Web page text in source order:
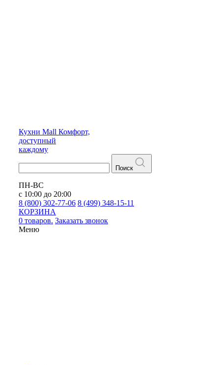
Кухни Mall Комфорт,
доступный
каждому
Поиск
ПН-ВС
с 10:00 до 20:00
8 (800) 302-77-06 8 (499) 348-15-11
КОРЗИНА
0 товаров. Заказать звонок
Меню